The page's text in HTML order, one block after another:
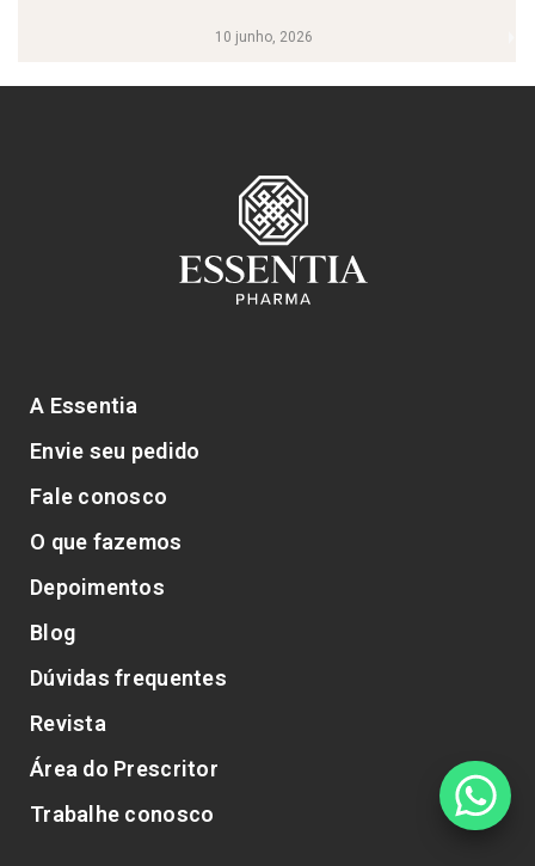
10 junho, 2026
A Essentia
Envie seu pedido
Fale conosco
O que fazemos
Depoimentos
Blog
Dúvidas frequentes
Revista
Área do Prescritor
Trabalhe conosco